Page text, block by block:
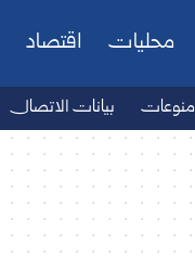
محليات اقتصاد
منوعات بيانات الاتصال